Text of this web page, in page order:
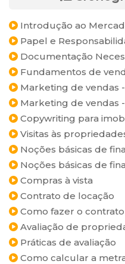
Introdução ao
Papel e
Documentação
Fundamentos de
Marketing de vendas -
Marketing de vendas
Copywriting para
Visitas às
Noções básicas de
Noções básicas de
Compras à vista
Contrato de locação
Como fazer o contrato
Avaliação de
Práticas de avaliação
Como calcular a